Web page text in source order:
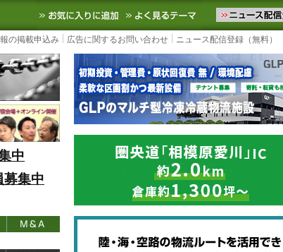
国内外の最新の物流ニュースをお届けします。物流
お気に入りに追加 よく見るテーマ
の掲載申込み 広告に関するお問い合わせ ニュース配信登録（無料）
中
集中